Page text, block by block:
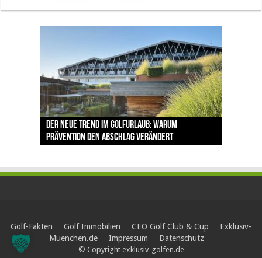
Der neue Trend im Golfurlaub: Warum
Prävention den Abschlag verändert
Luštica Bay baut Montenegros erste Golf-
Community weiter aus
Vom 85. Platz zur Claret Jug: Neuseeländer
schreibt bei The Open Geschichte
Claret Jug: Warum Scottie Scheffler die
berühmteste Golftrophäe zurückgeben muss
The Open 2026 in Royal Birkdale: Warum der
traditionsreiche Linksplatz zu den größten
Herausforderungen im Golfsport zählt
Golf-Fakten Golf Immobilien CEO Golf Club & Cup
Exklusiv-
Muenchen.de
Impressum Datenschutz
© Copyright exklusiv-golfen.de